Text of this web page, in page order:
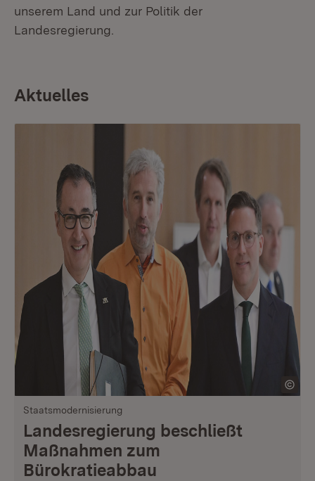
unserem Land und zur Politik der
Landesregierung.
Aktuelles
Staatsmodernisierung
Landesregierung beschließt
Maßnahmen zum
Bürokratieabbau